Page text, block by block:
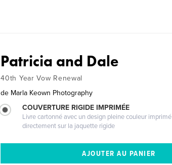
Patricia and Dale
40th Year Vow Renewal
de Marla Keown Photography
COUVERTURE RIGIDE IMPRIMÉE
Livre cartonné avec un design pleine couleur imprimé
directement sur la jaquette rigide